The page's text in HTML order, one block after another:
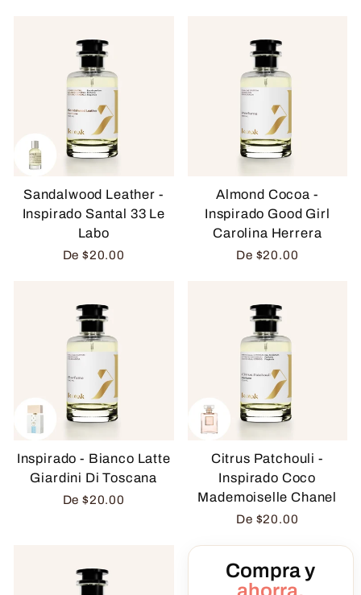
Sandalwood Leather -
Inspirado Santal 33 Le
Labo
De $20.00
Almond Cocoa -
Inspirado Good Girl
Carolina Herrera
De $20.00
Inspirado - Bianco Latte
Giardini Di Toscana
De $20.00
Citrus Patchouli -
Inspirado Coco
Mademoiselle Chanel
De $20.00
Compra y